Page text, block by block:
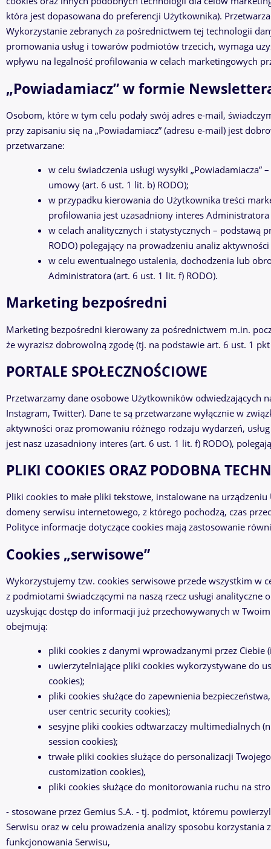
która jest dopasowana do preferencji Użytkownika).
Wykorzystanie zebranych za pośrednictwem tej technologii
promowania usług i towarów podmiotów trzecich, wymaga
wpływu na legalność profilowania w celach marketingowych
„Powiadamiacz” w formie
Osobom, które w tym celu podały swój adres e-mail,
przy zapisaniu się na „Powiadamiacz” (adresu e-mail) jest
przetwarzane:
w celu świadczenia usługi wysyłki
umowy (art. 6 ust. 1 lit. b) RODO);
w przypadku kierowania do Użytkownika treści
profilowania jest uzasadniony interes Administratora
w celach analitycznych i statystycznych – podstawą
RODO) polegający na prowadzeniu analiz
w celu ewentualnego ustalenia, dochodzenia lub
Administratora (art. 6 ust. 1 lit. f) RODO).
Marketing bezpośredni
Marketing bezpośredni kierowany za pośrednictwem m.in.
że wyrazisz dobrowolną zgodę (tj. na podstawie art. 6 ust. 1
PORTALE SPOŁECZNOŚCIOWE
Przetwarzamy dane osobowe Użytkowników odwiedzających
Instagram, Twitter). Dane te są przetwarzane wyłącznie w
aktywności oraz promowaniu różnego rodzaju wydarzeń,
jest nasz uzasadniony interes (art. 6 ust. 1 lit. f) RODO),
PLIKI COOKIES ORAZ PODOBNA
Pliki cookies to małe pliki tekstowe, instalowane na
domeny serwisu internetowego, z którego pochodzą, czas
Polityce informacje dotyczące cookies mają zastosowanie
Cookies „serwisowe”
Wykorzystujemy tzw. cookies serwisowe przede wszystkim w
z podmiotami świadczącymi na naszą rzecz usługi
uzyskując dostęp do informacji już przechowywanych w
obejmują:
pliki cookies z danymi wprowadzanymi przez Ciebie
uwierzytelniające pliki cookies wykorzystywane do
cookies);
pliki cookies służące do zapewnienia
user centric security cookies);
sesyjne pliki cookies odtwarzaczy multimedialnych
session cookies);
trwałe pliki cookies służące do personalizacji
customization cookies),
pliki cookies służące do monitorowania ruchu na
- stosowane przez Gemius S.A. - tj. podmiot, któremu
Serwisu oraz w celu prowadzenia analizy sposobu
funkcjonowania Serwisu,